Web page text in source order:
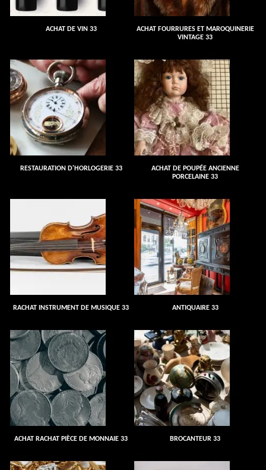
ACHAT DE VIN 33
ACHAT FOURRURES ET MAROQUINERIE
VINTAGE 33
RESTAURATION D'HORLOGERIE 33
ACHAT DE POUPÉE ANCIENNE
PORCELAINE 33
RACHAT INSTRUMENT DE MUSIQUE 33 ANTIQUAIRE 33
ACHAT RACHAT PIÈCE DE MONNAIE 33 BROCANTEUR 33